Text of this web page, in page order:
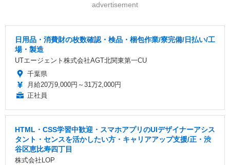
advertisement
日用品・消費財の枚数確認・検品・梱包作業/寮完備/日払い/工
場・製造
UTエージェント株式会社AGT北関東第一CU
千葉県
月給20万9,000円～31万2,000円
正社員
HTML・CSS学習中歓迎・スマホアプリのUIデザイナーアシス
タント・センスを活かしたい方・キャリアアップ支援/正・渋
谷区恵比寿四丁目
株式会社LOP